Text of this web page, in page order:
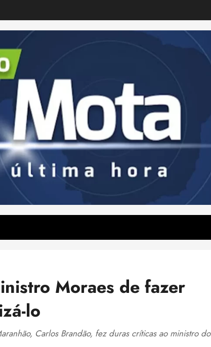
Moraes de fazer
lo
Carlos Brandão, fez duras críticas ao ministro do